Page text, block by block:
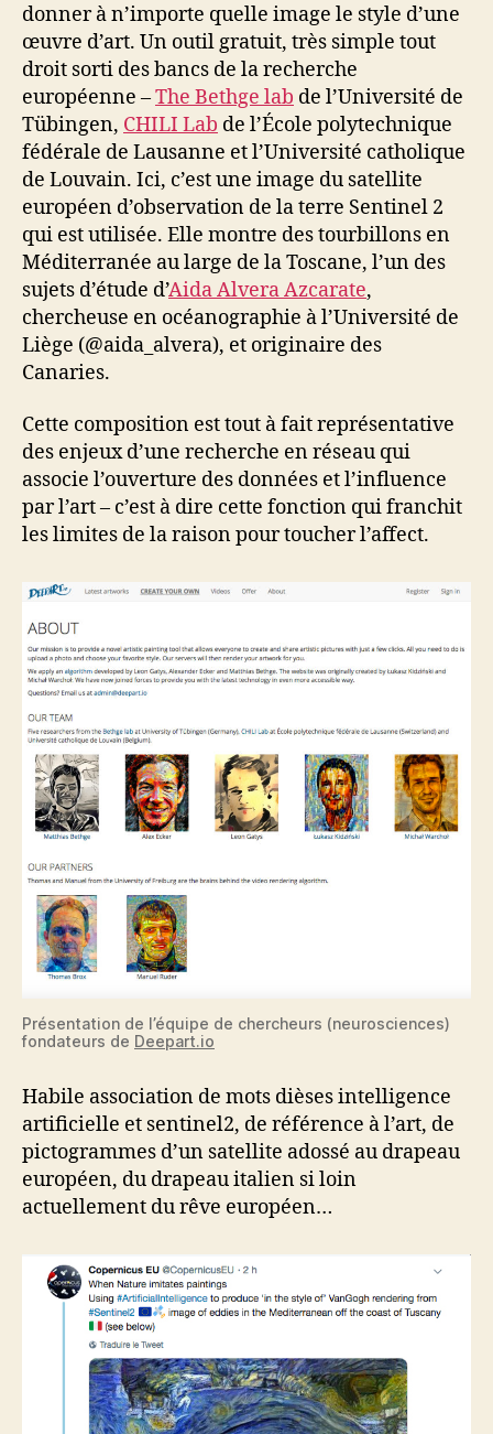
donner à n’importe quelle image le style d’une
œuvre d’art. Un outil gratuit, très simple tout
droit sorti des bancs de la recherche
européenne –The Bethge lab de l’Université de
Tübingen, CHILI Lab de l’École polytechnique
fédérale de Lausanne et l’Université catholique
de Louvain. Ici, c’est une image du satellite
européen d’observation de la terre Sentinel 2
qui est utilisée. Elle montre des tourbillons en
Méditerranée au large de la Toscane, l’un des
sujets d’étude d’Aida Alvera Azcarate,
chercheuse en océanographie à l’Université de
Liège (@aida_alvera), et originaire des
Canaries.
Cette composition est tout à fait représentative
des enjeux d’une recherche en réseau qui
associe l’ouverture des données et l’influence
par l’art – c’est à dire cette fonction qui franchit
les limites de la raison pour toucher l’affect.
Présentation de l’équipe de chercheurs (neurosciences)
fondateurs de Deepart.io
Habile association de mots dièses intelligence
artificielle et sentinel2, de référence à l’art, de
pictogrammes d’un satellite adossé au drapeau
européen, du drapeau italien si loin
actuellement du rêve européen…